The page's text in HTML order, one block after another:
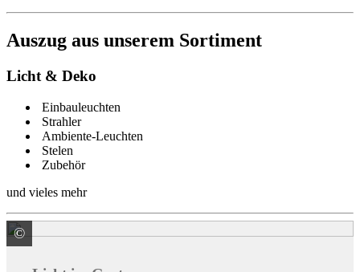
Auszug aus unserem Sortiment
Licht & Deko
Einbauleuchten
Strahler
Ambiente-Leuchten
Stelen
Zubehör
und vieles mehr
© LEDVANCE GmbH